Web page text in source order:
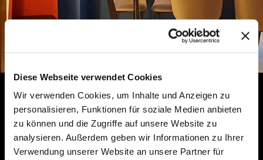
Diese Webseite verwendet Cookies
Wir verwenden Cookies, um Inhalte und Anzeigen zu
personalisieren, Funktionen für soziale Medien anbieten
zu können und die Zugriffe auf unsere Website zu
analysieren. Außerdem geben wir Informationen zu Ihrer
Verwendung unserer Website an unsere Partner für